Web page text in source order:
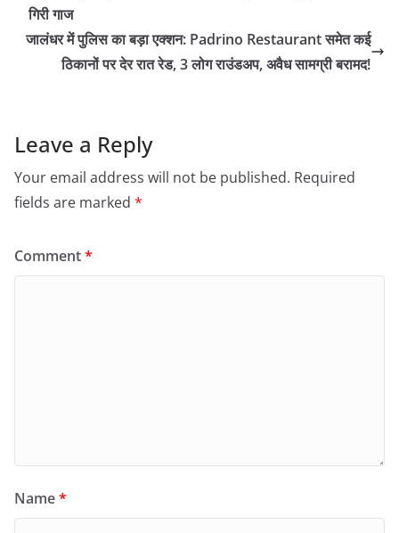
गिरी गाज
जालंधर में पुलिस का बड़ा एक्शन: Padrino Restaurant समेत कई
ठिकानों पर देर रात रेड, 3 लोग राउंडअप, अवैध सामग्री बरामद!
Leave a Reply
Your email address will not be published. Required
fields are marked *
Comment*
Name*